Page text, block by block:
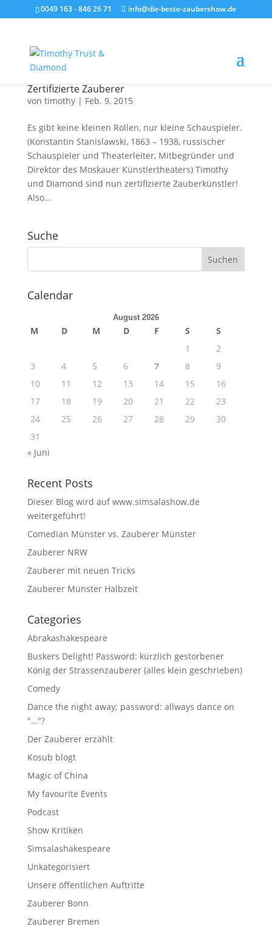
0049 163 - 846 26 71 info@die-beste-zaubershow.de
Zertifizierte Zauberer
von timothy| Feb. 9, 2015
Es gibt keine kleinen Rollen, nur kleine Schauspieler.
(Konstantin Stanislawski, 1863 – 1938, russischer
Schauspieler und Theaterleiter, Mitbegründer und
Direktor des Moskauer Künstlertheaters) Timothy
und Diamond sind nun zertifizierte Zauberkünstler!
Also...
Suche
Calendar
August 2026
M D M D F S
S
1
2
3
4 5 6 7 8
9
10
11 12 13 14 15
16
17
18 19 20 21 22
23
24
25 26 27 28 29
30
31
« Juni
Recent Posts
Dieser Blog wird auf www.simsalashow.de
weitergeführt!
Comedian Münster vs. Zauberer Münster
Zauberer NRW
Zauberer mit neuen Tricks
Zauberer Münster Halbzeit
Categories
Abrakashakespeare
Buskers Delight! Password: kürzlich gestorbener
König der Strassenzauberer (alles klein geschrieben)
Comedy
Dance the night away; password: allways dance on
"…"?
Der Zauberer erzählt
Kosub blogt
Magic of China
My favourite Events
Podcast
Show Kritiken
Simsalashakespeare
Unkategorisiert
Unsere öffentlichen Auftritte
Zauberer Bonn
Zauberer Bremen